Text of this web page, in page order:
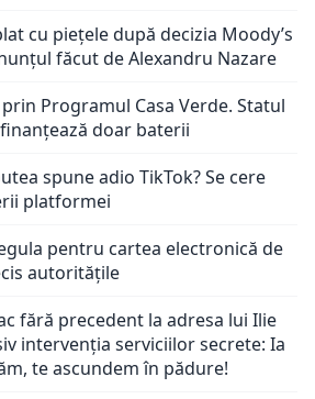
cu piețele după decizia Moody’s
făcut de Alexandru Nazare
Programul Casa Verde. Statul
doar baterii
spune adio TikTok? Se cere
platformei
pentru cartea electronică de
autoritățile
fără precedent la adresa lui Ilie
intervenția serviciilor secrete: Ia
te ascundem în pădure!